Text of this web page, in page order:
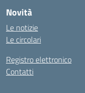
Novità
Le notizie
Le circolari
Registro elettronico
Contatti